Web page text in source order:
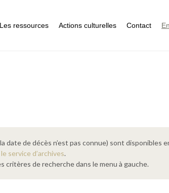
Les ressources Actions culturelles Contact
de décès n’est pas connue) sont disponibles
service d’archives.
critères de recherche dans le menu à gauche.